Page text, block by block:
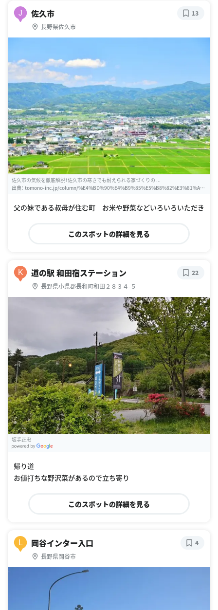
J 佐久市
長野県佐久市
13
佐久市の気候を徹底解説！佐久市の寒さでも耐えられる家づくりの ...
出典： tomono-inc.jp/column/%E4%BD%90%E4%B9%85%E5%B8%82%E3%81%A
E8%AA%AC%EF%BC%81%E4%BD%90%E4%B9%85%E5%B8%82%E3%81%AE%E
5%AF%92%E3%81%95%E3%81%A7%E3%82%82%E8%80%90%E3%81%88
父の妹である叔母が住む町 お米や野菜などいろいろいただき
このスポットの詳細を見る
K 道の駅 和田宿ステーション
長野県小県郡長和町和田２８３４-５
22
坂手正忠
帰り道
お値打ちな野沢菜があるので立ち寄り
このスポットの詳細を見る
L 岡谷インター入口
長野県岡谷市
4